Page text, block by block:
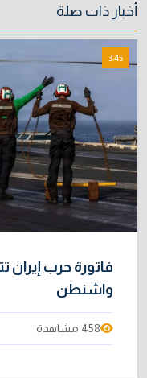
3/08/2026
8
نائبة تحذر من
الموظفين
خطر "إيبولا"
بالفيروس إلى 3748
3/08/2026
10
خبراء: 70
هرمز
2/08/2026
أخبار ذات صلة
3:45
فاتورة حرب إيران
واشنطن
458 مشاهدة